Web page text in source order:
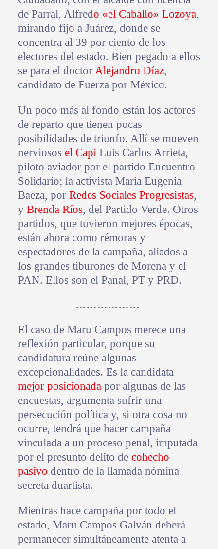
de Parral, Alfredo «el Caballo» Lozoya,
mirando fijo a Juárez, donde se
concentra al 39 por ciento de los
electores del estado. Bien pegado a ellos
se para el doctor Alejandro Díaz,
candidato de Fuerza por México.
Un poco más al fondo están los actores
de reparto que tienen pocas
posibilidades de triunfo. Allí se mueven
nerviosos el CapiLuis Carlos Arrieta,
piloto aviador por el partido Encuentro
Solidario; la activista María Eugenia
Baeza, por Redes Sociales Progresistas,
y Brenda Ríos, del Partido Verde. Otros
partidos, que tuvieron mejores épocas,
están ahora como rémoras y
espectadores de la campaña, aliados a
los grandes tiburones de Morena y el
PAN. Ellos son el Panal, PT y PRD.
………………
El caso de Maru Campos merece una
reflexión particular, porque su
candidatura reúne algunas
excepcionalidades. Es la candidata
mejor posicionadapor algunas de las
encuestas, argumenta sufrir una
persecución política y, si otra cosa no
ocurre, tendrá que hacer campaña
vinculada a un proceso penal, imputada
por el presunto delito de cohecho
pasivo dentro de la llamada nómina
secreta duartista.
Mientras hace campaña por todo el
estado, Maru Campos Galván deberá
permanecer simultáneamente atenta a